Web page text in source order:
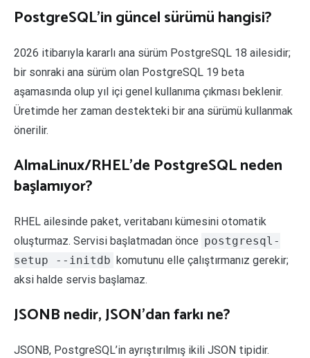
PostgreSQL’in güncel sürümü hangisi?
2026 itibarıyla kararlı ana sürüm PostgreSQL 18 ailesidir;
bir sonraki ana sürüm olan PostgreSQL 19 beta
aşamasında olup yıl içi genel kullanıma çıkması beklenir.
Üretimde her zaman destekteki bir ana sürümü kullanmak
önerilir.
AlmaLinux/RHEL’de PostgreSQL neden
başlamıyor?
RHEL ailesinde paket, veritabanı kümesini otomatik
oluşturmaz. Servisi başlatmadan önce postgresql-
setup --initdb komutunu elle çalıştırmanız gerekir;
aksi halde servis başlamaz.
JSONB nedir, JSON’dan farkı ne?
JSONB, PostgreSQL’in ayrıştırılmış ikili JSON tipidir.